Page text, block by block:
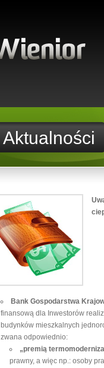
Aktualności
Bank Gospodarstwa
finansową dla Inwestorów
budynków mieszkalnych
zwana odpowiednio:
„premią
prawny, a więc np.: osoby